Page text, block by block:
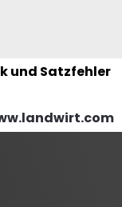
und Satzfehler